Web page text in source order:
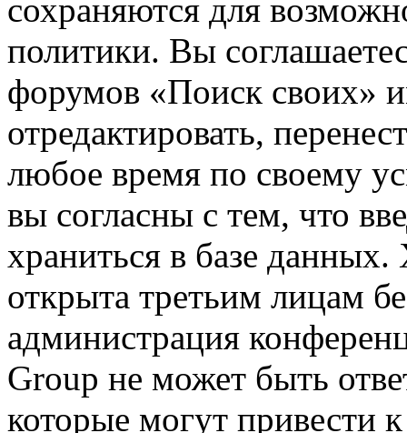
сохраняются для
политики. Вы
форумов «Поиск своих»
отредактировать,
любое время по своему
вы согласны с тем, что
храниться в базе
открыта третьим лицам
администрация
Group не может быть
которые могут привести